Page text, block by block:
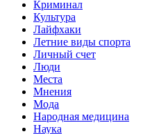
Криминал
Культура
Лайфхаки
Летние виды спорта
Личный счет
Люди
Места
Мнения
Мода
Народная медицина
Наука